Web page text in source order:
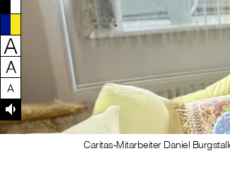
A
A
A
Caritas-Mitarbeiter Daniel